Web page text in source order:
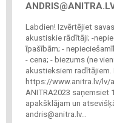
Labdien! Izvērtējiet
akustiskie rādītāji; -
īpašībām; -
- cena; - biezums (ne
akustieksiem
https://www.anitra.lv/lv/
ANITRA2023 saņemsiet
apakšklājam un
andris@anitra.lv...